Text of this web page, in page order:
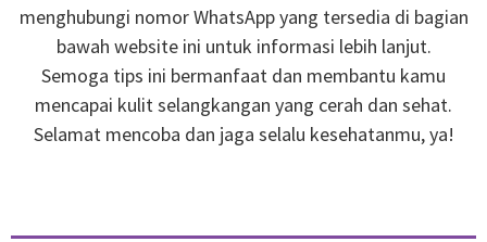
menghubungi nomor WhatsApp yang tersedia di bagian
bawah website ini untuk informasi lebih lanjut.
Semoga tips ini bermanfaat dan membantu kamu
mencapai kulit selangkangan yang cerah dan sehat.
Selamat mencoba dan jaga selalu kesehatanmu, ya!